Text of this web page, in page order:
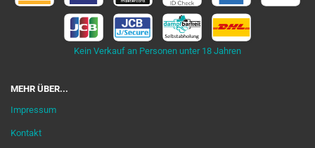
Kein Verkauf an Personen unter 18 Jahren
MEHR ÜBER...
Impressum
Kontakt